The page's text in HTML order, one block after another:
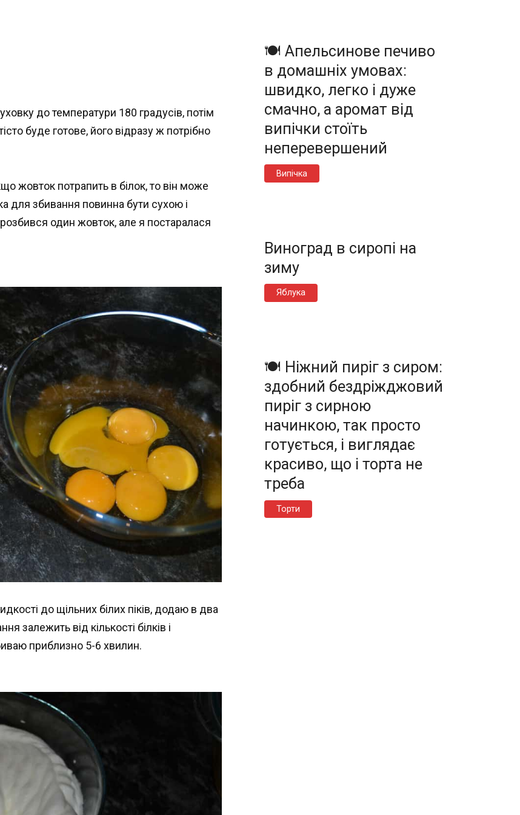
до температури 180 градусів, потім
буде готове, його відразу ж потрібно
жовток потрапить в білок, то він може
для збивання повинна бути сухою і
один жовток, але я постаралася
до щільних білих піків, додаю в два
залежить від кількості білків і
приблизно 5-6 хвилин.
🍽️ Апельсинове печиво
в домашніх умовах:
швидко, легко і дуже
смачно, а аромат від
випічки стоїть
неперевершений
Випічка
Виноград в сиропі на
зиму
Яблука
🍽️ Ніжний пиріг з сиром:
здобний бездріжджовий
пиріг з сирною
начинкою, так просто
готується, і виглядає
красиво, що і торта не
треба
Торти